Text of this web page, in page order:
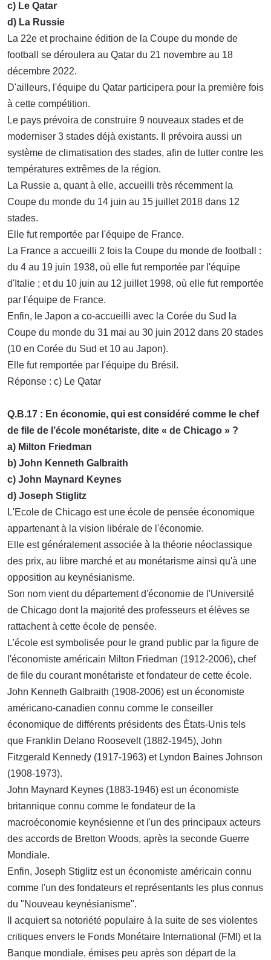
c) Le Qatar
d) La Russie
La 22e et prochaine édition de la Coupe du monde de
football se déroulera au Qatar du 21 novembre au 18
décembre 2022.
D'ailleurs, l'équipe du Qatar participera pour la première fois
à cette compétition.
Le pays prévoira de construire 9 nouveaux stades et de
moderniser 3 stades déjà existants. Il prévoira aussi un
système de climatisation des stades, afin de lutter contre les
températures extrêmes de la région.
La Russie a, quant à elle, accueilli très récemment la
Coupe du monde du 14 juin au 15 juillet 2018 dans 12
stades.
Elle fut remportée par l'équipe de France.
La France a accueilli 2 fois la Coupe du monde de football :
du 4 au 19 juin 1938, où elle fut remportée par l'équipe
d'Italie ; et du 10 juin au 12 juillet 1998, où elle fut remportée
par l'équipe de France.
Enfin, le Japon a co-accueilli avec la Corée du Sud la
Coupe du monde du 31 mai au 30 juin 2012 dans 20 stades
(10 en Corée du Sud et 10 au Japon).
Elle fut remportée par l'équipe du Brésil.
Réponse : c) Le Qatar
Q.B.17 : En économie, qui est considéré comme le chef
de file de l’école monétariste, dite « de Chicago » ?
a) Milton Friedman
b) John Kenneth Galbraith
c) John Maynard Keynes
d) Joseph Stiglitz
L'Ecole de Chicago est une école de pensée économique
appartenant à la vision libérale de l'économie.
Elle est généralement associée à la théorie néoclassique
des prix, au libre marché et au monétarisme ainsi qu'à une
opposition au keynésianisme.
Son nom vient du département d'économie de l'Université
de Chicago dont la majorité des professeurs et élèves se
rattachent à cette école de pensée.
L'école est symbolisée pour le grand public par la figure de
l'économiste américain Milton Friedman (1912-2006), chef
de file du courant monétariste et fondateur de cette école.
John Kenneth Galbraith (1908-2006) est un économiste
américano-canadien connu comme le conseiller
économique de différents présidents des États-Unis tels
que Franklin Delano Roosevelt (1882-1945), John
Fitzgerald Kennedy (1917-1963) et Lyndon Baines Johnson
(1908-1973).
John Maynard Keynes (1883-1946) est un économiste
britannique connu comme le fondateur de la
macroéconomie keynésienne et l'un des principaux acteurs
des accords de Bretton Woods, après la seconde Guerre
Mondiale.
Enfin, Joseph Stiglitz est un économiste américain connu
comme l'un des fondateurs et représentants les plus connus
du "Nouveau keynésianisme".
Il acquiert sa notoriété populaire à la suite de ses violentes
critiques envers le Fonds Monétaire International (FMI) et la
Banque mondiale, émises peu après son départ de la